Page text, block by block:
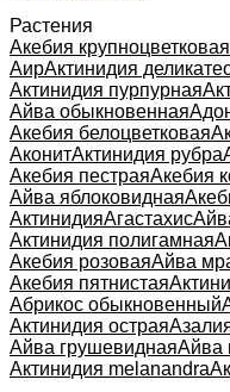
Растения
Акебия крупноцветковая
АирАктинидия
Актинидия пурпурная
Айва обыкновенная
Акебия белоцветковая
АконитАктинидия рубра
Акебия пестраяАкебия
Айва яблоковидная
АктинидияАгастахис
Актинидия полигамная
Акебия розоваяАйва
Акебия пятнистая
Абрикос обыкновенный
Актинидия острая
Айва грушевиднаяАйва
Актинидия melanandra